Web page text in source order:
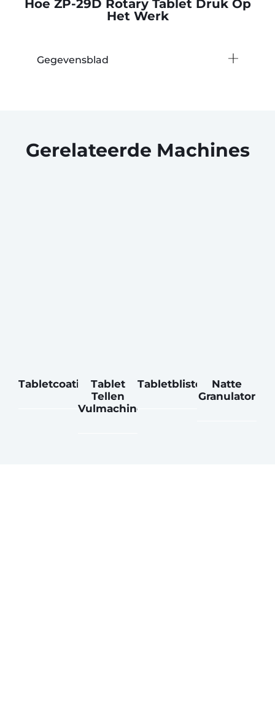
Hoe ZP-29D Rotary Tablet Druk Op
Het Werk
Gegevensblad
Gerelateerde Machines
Tabletcoatingmachine
Tablet
Tellen
Vulmachine
Natte
Granulator